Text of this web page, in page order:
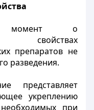
момент о
свойствах
препаратов не
разведения.
представляет
укреплению
при